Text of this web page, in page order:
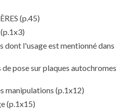
(p.45)
(p.1x3)
dont l'usage est mentionné dans
pose sur plaques autochromes
manipulations (p.1x12)
(p.1x15)